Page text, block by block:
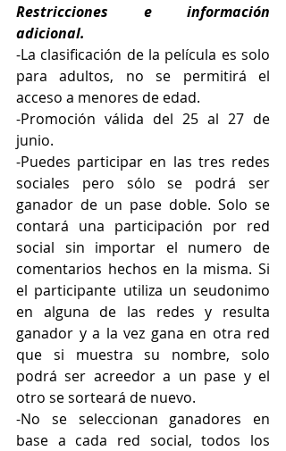
Restricciones e información
adicional.
-La clasificación de la película es solo
para adultos, no se permitirá el
acceso a menores de edad.
-Promoción válida del 25 al 27 de
junio.
-Puedes participar en las tres redes
sociales pero sólo se podrá ser
ganador de un pase doble. Solo se
contará una participación por red
social sin importar el numero de
comentarios hechos en la misma. Si
el participante utiliza un seudonimo
en alguna de las redes y resulta
ganador y a la vez gana en otra red
que si muestra su nombre, solo
podrá ser acreedor a un pase y el
otro se sorteará de nuevo.
-No se seleccionan ganadores en
base a cada red social, todos los